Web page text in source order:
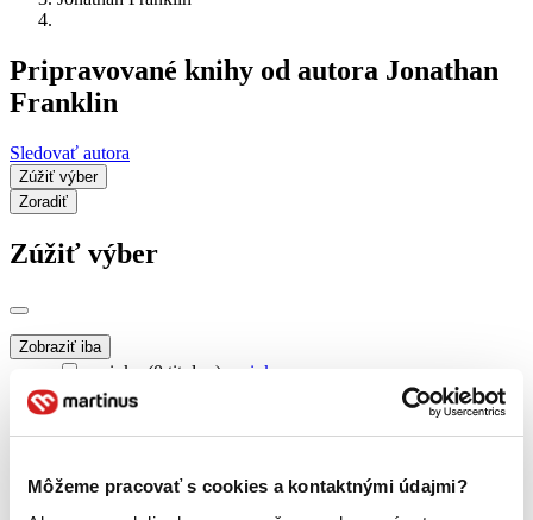
Môžeme pracovať s cookies a kontaktnými údajmi?
Pripravované knihy od autora Jonathan
Franklin
Sledovať autora
Zúžiť výber
Zoradiť
Zúžiť výber
Zobraziť iba
novinky (0 titulov) novinky
zľavnené tituly (0 titulov)
Dostupnosť
predpredaj (0 titulov)predpredaj